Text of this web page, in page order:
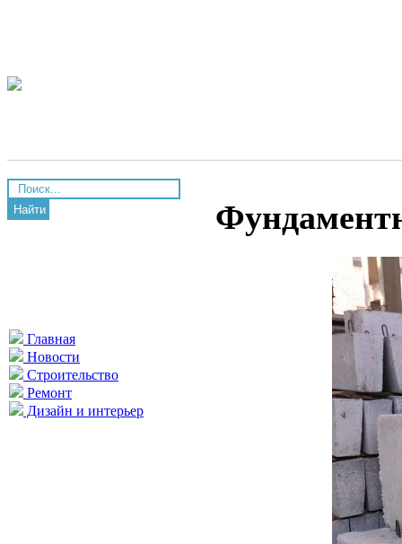
Найти
Главная
Новости
Строительство
Ремонт
Дизайн и интерьер